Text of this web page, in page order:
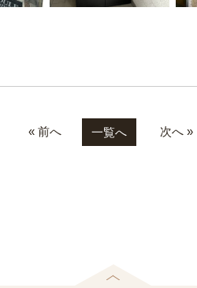
« 前へ 一覧へ 次へ »